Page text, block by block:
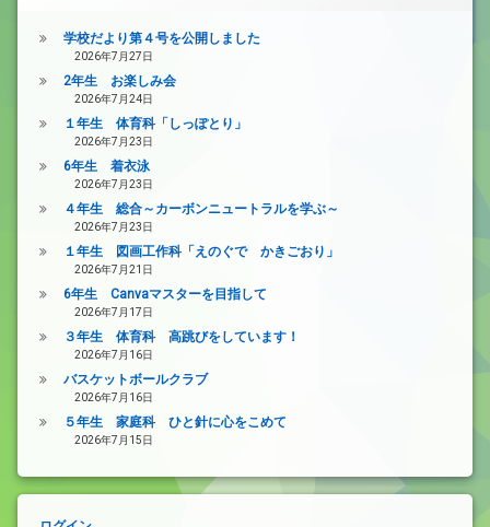
学校だより第４号を公開しました
2026年7月27日
2年生 お楽しみ会
2026年7月24日
１年生 体育科「しっぽとり」
2026年7月23日
6年生 着衣泳
2026年7月23日
４年生 総合～カーボンニュートラルを学ぶ～
2026年7月23日
１年生 図画工作科「えのぐで かきごおり」
2026年7月21日
6年生 Canvaマスターを目指して
2026年7月17日
３年生 体育科 高跳びをしています！
2026年7月16日
バスケットボールクラブ
2026年7月16日
５年生 家庭科 ひと針に心をこめて
2026年7月15日